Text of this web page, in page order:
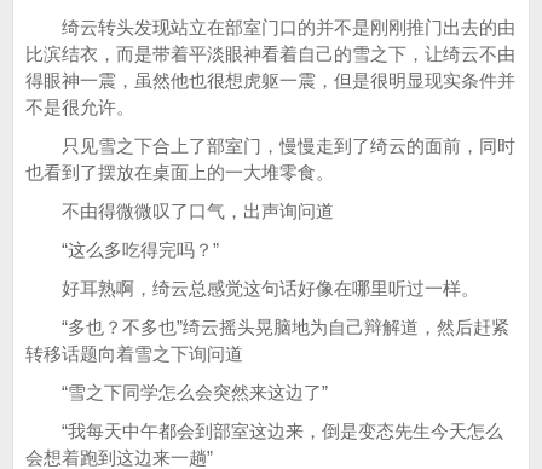
绮云转头发现站立在部室门口的并不是刚刚推门出去的由
比滨结衣，而是带着平淡眼神看着自己的雪之下，让绮云不由
得眼神一震，虽然他也很想虎躯一震，但是很明显现实条件并
不是很允许。
只见雪之下合上了部室门，慢慢走到了绮云的面前，同时
也看到了摆放在桌面上的一大堆零食。
不由得微微叹了口气，出声询问道
“这么多吃得完吗？”
好耳熟啊，绮云总感觉这句话好像在哪里听过一样。
“多也？不多也”绮云摇头晃脑地为自己辩解道，然后赶紧
转移话题向着雪之下询问道
“雪之下同学怎么会突然来这边了”
“我每天中午都会到部室这边来，倒是变态先生今天怎么
会想着跑到这边来一趟”